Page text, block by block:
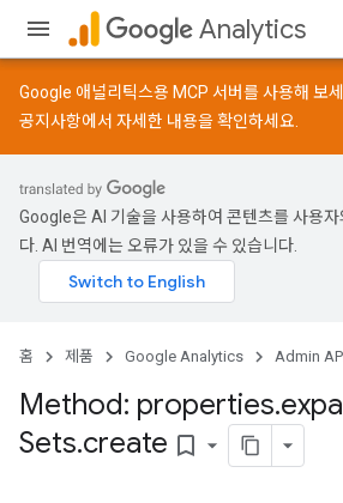
Analytics
Google 애널리틱스용 MCP 서버를 사용해 보세
공지사항에서 자세한 내용을 확인하세요.
Google은 AI 기술을 사용하여 콘텐츠를 사용자
다. AI 번역에는 오류가 있을 수 있습니다.
홈 제품 Google Analytics Admin
Method: properties.
Sets.create bookmark_border